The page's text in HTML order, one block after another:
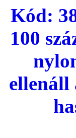
Kód:
100